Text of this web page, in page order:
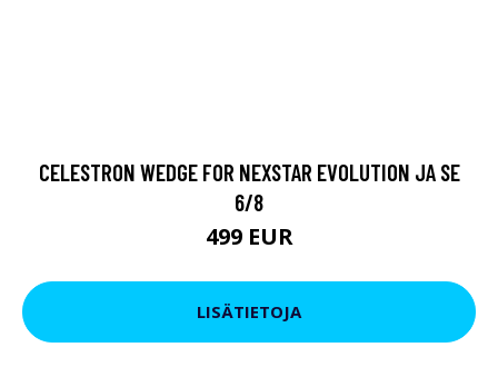
CELESTRON WEDGE FOR NEXSTAR EVOLUTION JA SE
6/8
499 EUR
LISÄTIETOJA